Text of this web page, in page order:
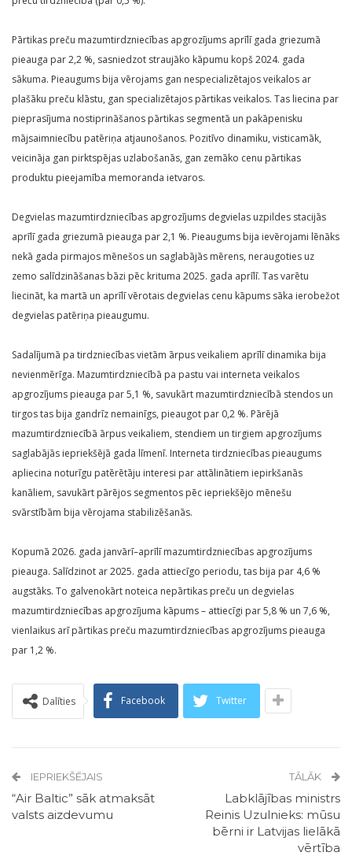
Pārtikas preču mazumtirdzniecības apgrozījums aprīlī gada griezumā
pieauga par 2,2 %, sasniedzot straujāko kāpumu kopš 2024. gada
sākuma. Pieaugums bija vērojams gan nespecializētajos veikalos ar
plašāku preču klāstu, gan specializētajos pārtikas veikalos. Tas liecina par
pieprasījuma nostiprināšanos pārtikas segmentā un pakāpenisku
mājsaimniecību patēriņa atjaunošanos. Pozitīvo dinamiku, visticamāk,
veicināja gan pirktspējas uzlabošanās, gan zemāko cenu pārtikas
produktu pieejamība memoranda ietvaros.
Degvielas mazumtirdzniecības apgrozījums degvielas uzpildes stacijās
aprīlī gada griezumā pieauga par 2,1 %. Pieaugums bija ievērojami lēnāks
nekā gada pirmajos mēnešos un saglabājās mērens, neraugoties uz
zemo salīdzināšanas bāzi pēc krituma 2025. gada aprīlī. Tas varētu
liecināt, ka martā un aprīlī vērotais degvielas cenu kāpums sāka ierobežot
degvielas patēriņa pieaugumu.
Sadalījumā pa tirdzniecības vietām ārpus veikaliem aprīlī dinamika bija
nevienmērīga. Mazumtirdzniecībā pa pastu vai interneta veikalos
apgrozījums pieauga par 5,1 %, savukārt mazumtirdzniecībā stendos un
tirgos tas bija gandrīz nemainīgs, pieaugot par 0,2 %. Pārējā
mazumtirdzniecībā ārpus veikaliem, stendiem un tirgiem apgrozījums
saglabājās iepriekšējā gada līmenī. Interneta tirdzniecības pieaugums
apliecina noturīgu patērētāju interesi par attālinātiem iepirkšanās
kanāliem, savukārt pārējos segmentos pēc iepriekšējo mēnešu
svārstībām bija vērojama stabilizēšanās.
Kopumā 2026. gada janvārī–aprīlī mazumtirdzniecības apgrozījums
pieauga. Salīdzinot ar 2025. gada attiecīgo periodu, tas bija par 4,6 %
augstāks. To galvenokārt noteica nepārtikas preču un degvielas
mazumtirdzniecības apgrozījuma kāpums – attiecīgi par 5,8 % un 7,6 %,
vienlaikus arī pārtikas preču mazumtirdzniecības apgrozījums pieauga
par 1,2 %.
Dalīties Facebook Twitter
IEPRIEKŠĒJAIS
“Air Baltic” sāk atmaksāt
valsts aizdevumu
TĀLĀK
Labklājības ministrs
Reinis Uzulnieks: mūsu
bērni ir Latvijas lielākā
vērtība